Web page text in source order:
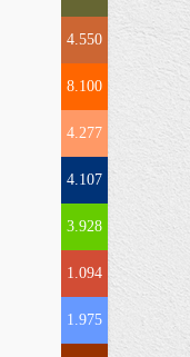
4.550
8.100
4.277
4.107
3.928
1.094
1.975